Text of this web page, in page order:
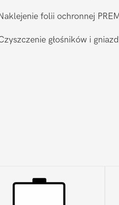
folii ochronnej
głośników i